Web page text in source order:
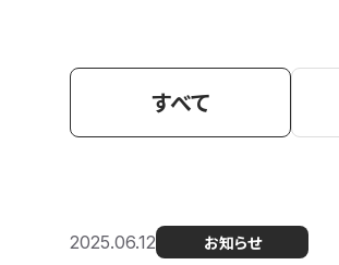
すべて
2025.06.12 お知らせ